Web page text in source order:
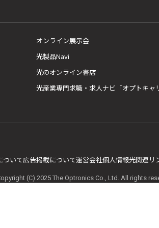
オンライン展示会
光製品Navi
光のオンライン書店
光産業専門求職・求人ナビ「オプトキャ
ついて広告掲載について運営会社個人情報光関連リ
(C) 2025 The Optronics Co., Ltd. All rights